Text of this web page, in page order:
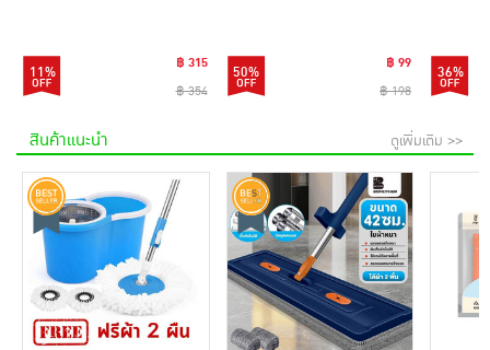
11%
฿ 315
฿ 354
50%
฿ 99
฿ 198
36%
สินค้าแนะนำ ดูเพิ่มเติม >>